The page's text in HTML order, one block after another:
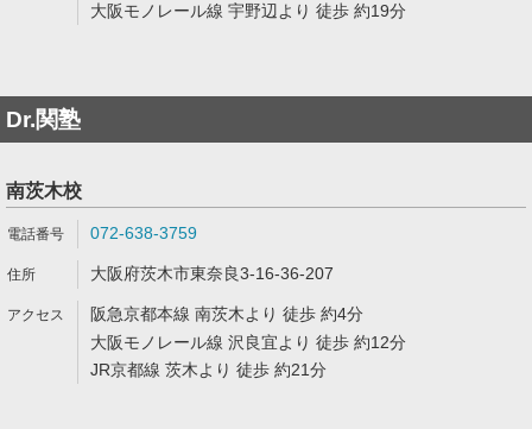
大阪モノレール線 宇野辺より 徒歩 約19分
Dr.関塾
南茨木校
072-638-3759
大阪府茨木市東奈良3-16-36-207
阪急京都本線 南茨木より 徒歩 約4分
大阪モノレール線 沢良宜より 徒歩 約12分
JR京都線 茨木より 徒歩 約21分